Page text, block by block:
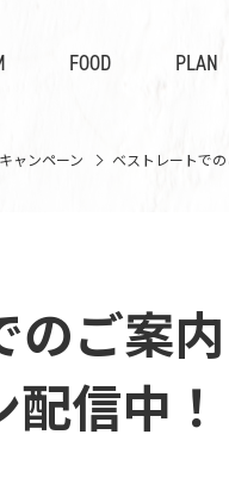
FOOD PLAN
キャンペーン ベストレートで
ご案
信中！